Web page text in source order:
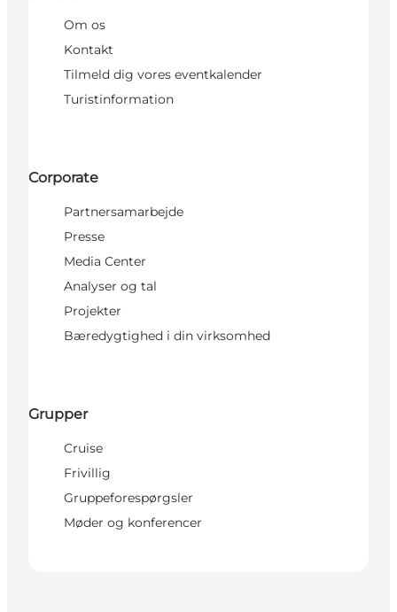
Om os
Kontakt
Tilmeld dig vores eventkalender
Turistinformation
Corporate
Partnersamarbejde
Presse
Media Center
Analyser og tal
Projekter
Bæredygtighed i din virksomhed
Grupper
Cruise
Frivillig
Gruppeforespørgsler
Møder og konferencer